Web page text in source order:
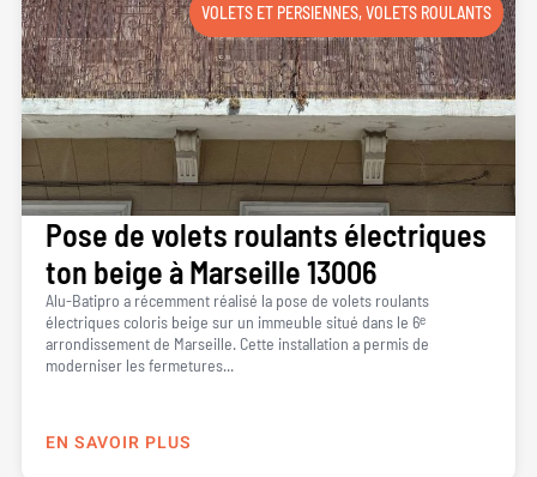
VOLETS ET PERSIENNES,VOLETS ROULANTS
Pose de volets roulants électriques
ton beige à Marseille 13006
Alu-Batipro a récemment réalisé la pose de volets roulants
électriques coloris beige sur un immeuble situé dans le 6ᵉ
arrondissement de Marseille. Cette installation a permis de
moderniser les fermetures...
EN SAVOIR PLUS